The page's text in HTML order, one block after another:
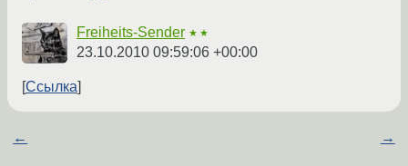
Freiheits-Sender ★★
23.10.2010 09:59:06 +00:00
Ссылка
← →